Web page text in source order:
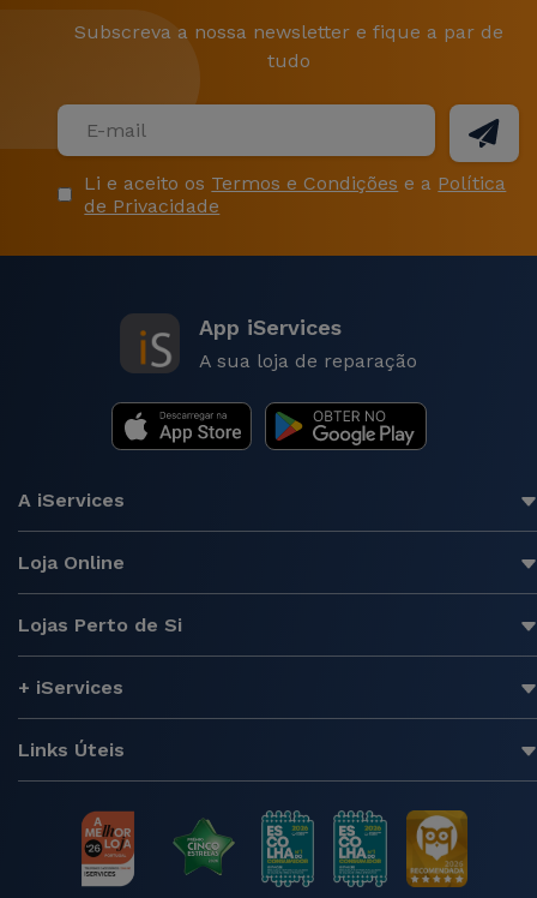
Subscreva a nossa newsletter e fique a par de
tudo
Li e aceito os Termos e Condições e a Política
de Privacidade
App iServices
A sua loja de reparação
A iServices
Loja Online
Lojas Perto de Si
+ iServices
Links Úteis